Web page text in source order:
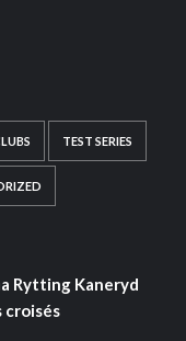
TEST SERIES
Rytting Kaneryd
croisés